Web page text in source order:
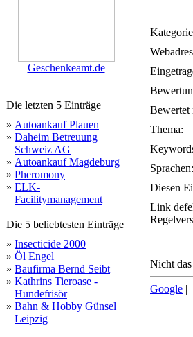
Geschenkeamt.de
Die letzten 5 Einträge
» Autoankauf Plauen
» Daheim Betreuung
Schweiz AG
» Autoankauf Magdeburg
» Pheromony
» ELK-
Facilitymanagement
Die 5 beliebtesten Einträge
» Insecticide 2000
» Öl Engel
» Baufirma Bernd Seibt
» Kathrins Tieroase -
Hundefrisör
» Bahn & Hobby Günsel
Leipzig
Bewertet
Thema:
Sprachen:
Diesen
Link
Nicht
Google |